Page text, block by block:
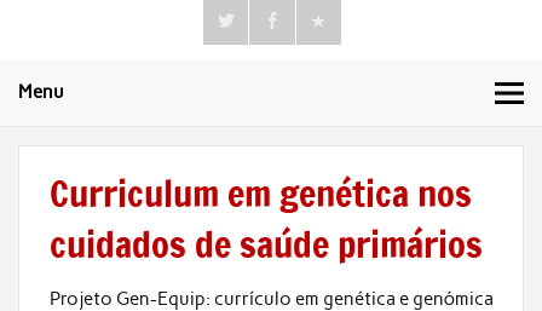
Menu
Curriculum em genética nos
cuidados de saúde primários
Projeto Gen-Equip: currículo em genética e genómica